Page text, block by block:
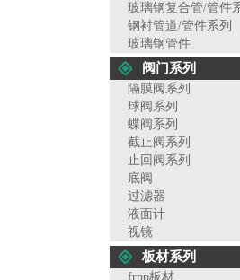
玻璃钢复合管/管件
钢衬管道/管件系列
玻璃钢管件
阀门系列
隔膜阀系列
球阀系列
蝶阀系列
截止阀系列
止回阀系列
底阀
过滤器
液面计
视镜
板材系列
frpp板材